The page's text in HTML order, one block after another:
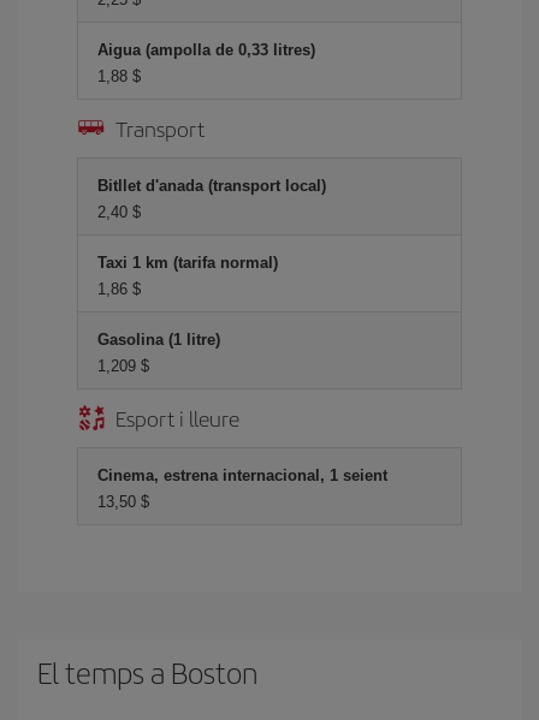
Aigua (ampolla de 0,33 litres)
1,88 $
Transport
Bitllet d'anada (transport local)
2,40 $
Taxi 1 km (tarifa normal)
1,86 $
Gasolina (1 litre)
1,209 $
Esport i lleure
Cinema, estrena internacional, 1 seient
13,50 $
El temps a Boston